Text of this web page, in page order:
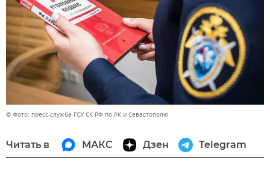
© Фото: пресс-служба ГСУ СК РФ по РК и Севастополю
Читать в МАКС Дзен Telegram